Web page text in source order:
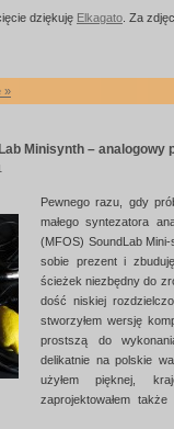
dziękuję Elkagato . Za
»
Minisynth – analogowy
Pewnego razu, gdy
małego syntezatora
(MFOS) SoundLab
sobie prezent i
ścieżek niezbędny do
dość niskiej
stworzyłem wersję
prostszą do
delikatnie na polskie
użyłem pięknej,
zaprojektowałem